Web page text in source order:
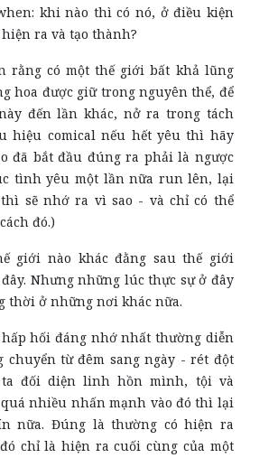
khi nào thì có nó, ở điều kiện
ra và tạo thành?
rằng có một thế giới bất khả lũng
hoa được giữ trong nguyên thể, để
đến lần khác, nở ra trong tách
hiệu comical nếu hết yêu thì hãy
đã bắt đầu đúng ra phải là ngược
tình yêu một lần nữa run lên, lại
sẽ nhớ ra vì sao - và chỉ có thể
đó.)
giới nào khác đằng sau thế giới
đây. Nhưng những lúc thực sự ở đây
thời ở những nơi khác nữa.
hối đáng nhớ nhất thường diễn
chuyển từ đêm sang ngày - rét đột
đối diện linh hồn mình, tội và
nhiều nhấn mạnh vào đó thì lại
nữa. Đúng là thường có hiện ra
chỉ là hiện ra cuối cùng của một